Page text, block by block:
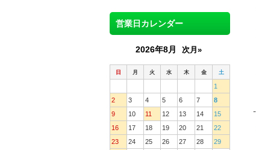
営業日カレンダー
2026年8月 次月»
日 月 火 水 木 金 土
1
2
3 4 5 6 7
8
9
10 11 12 13 14
15
16
17 18 19 20 21
22
23
24 25 26 27 28
29